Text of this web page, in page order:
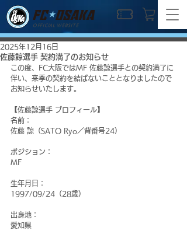
OFFICIAL WEBSITE
佐藤諒選手 契約満了のお知らせ
2025年12月16日
この度、FC大阪ではMF 佐藤諒選手との契約満了に
伴い、来季の契約を結ばないこととなりましたので
お知らせいたします。
【佐藤諒選手 プロフィール】
名前：
佐藤 諒（SATO Ryo／背番号24）
ポジション：
MF
生年月日：
1997/09/24（28歳）
出身地：
愛知県